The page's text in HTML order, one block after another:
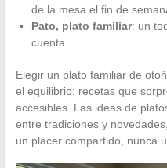
de la mesa el fin de
Pato, plato familiar: un
cuenta.
Elegir un plato familiar de
el equilibrio: recetas que
accesibles. Las ideas de
entre tradiciones y
un placer compartido, nunca